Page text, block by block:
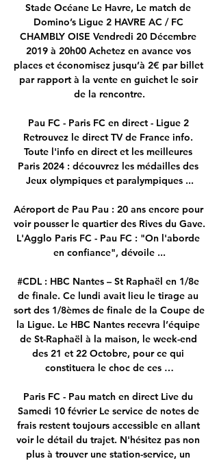
Stade Océane Le Havre, Le match de
Domino’s Ligue 2 HAVRE AC / FC
CHAMBLY OISE Vendredi 20 Décembre
2019 à 20h00 Achetez en avance vos
places et économisez jusqu’à 2€ par billet
par rapport à la vente en guichet le soir
de la rencontre.
Pau FC - Paris FC en direct - Ligue 2
Retrouvez le direct TV de France info.
Toute l'info en direct et les meilleures
Paris 2024 : découvrez les médailles des
Jeux olympiques et paralympiques ...
Aéroport de Pau Pau : 20 ans encore pour
voir pousser le quartier des Rives du Gave.
L'Agglo Paris FC - Pau FC : "On l'aborde
en confiance", dévoile ...
#CDL : HBC Nantes – St Raphaël en 1/8e
de finale. Ce lundi avait lieu le tirage au
sort des 1/8èmes de finale de la Coupe de
la Ligue. Le HBC Nantes recevra l’équipe
de St-Raphaël à la maison, le week-end
des 21 et 22 Octobre, pour ce qui
constituera le choc de ces …
Paris FC - Pau match en direct Live du
Samedi 10 février Le service de notes de
frais restent toujours accessible en allant
voir le détail du trajet. N'hésitez pas non
plus à trouver une station-service, un